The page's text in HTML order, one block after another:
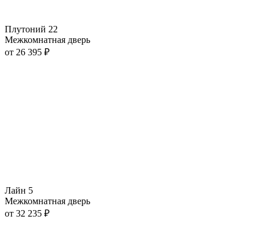
Плутоний 22
Межкомнатная дверь
от 26 395 ₽
Лайн 5
Межкомнатная дверь
от 32 235 ₽